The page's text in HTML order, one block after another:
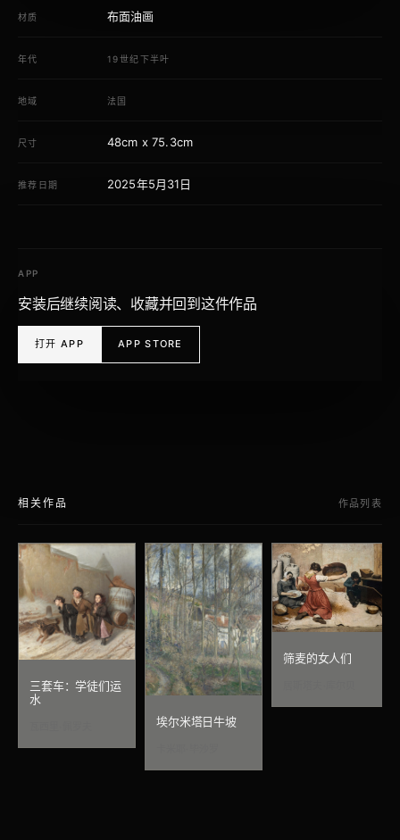
材质 布面油画
年代 19世纪下半叶
地域 法国
尺寸 48cm x 75.3cm
推荐日期 2025年5月31日
APP
安装后继续阅读、收藏并回到这件作品
打开 APP APP STORE
相关作品 作品列表
三套车：学徒们运
水
埃尔米塔日牛坡
筛麦的女人们